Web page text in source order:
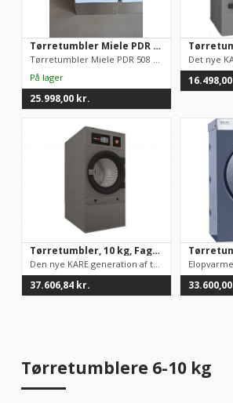
Tørretumbler Miele PDR 508 HP EL DEMOMODEL (inkl. sokkel)
Tørretumbler Miele PDR 508 HP EL DEMOMODEL (inkl. sokkel)
25.998,00 kr.
16.498,00
Tørretumbler, 10 kg, Fagor SR-11 Plus
Den nye KARE generation af tørretumblere fra Fagor, har en bre...
37.606,84 kr. 33.600,00
Tørretumblere 6-10 kg